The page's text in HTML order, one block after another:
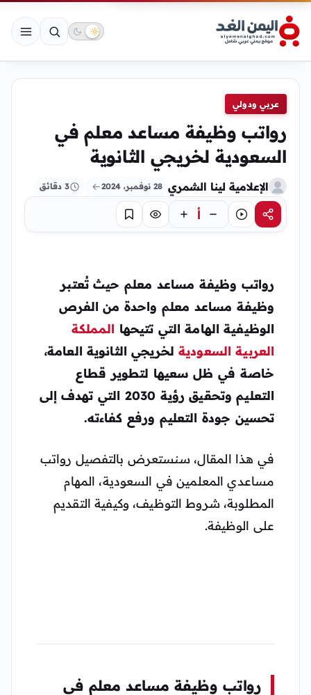
عربي ودولي
رواتب وظيفة مساعد معلم في
السعودية لخريجي الثانوية
الإعلامية لينا الشمري 28 نوفمبر، 2024 3 دقائق
مشاركةاستماع أ تركيز حفظ
رواتب وظيفة مساعد معلم حيث تُعتبر
وظيفة مساعد معلم واحدة من الفرص
الوظيفية الهامة التي تتيحها المملكة
العربية السعوديةلخريجي الثانوية العامة،
خاصة في ظل سعيها لتطوير قطاع
التعليم وتحقيق رؤية 2030 التي تهدف إلى
تحسين جودة التعليم ورفع كفاءته.
في هذا المقال، سنستعرض بالتفصيل رواتب
مساعدي المعلمين في السعودية، المهام
المطلوبة، شروط التوظيف، وكيفية التقديم
على الوظيفة.
رواتب وظيفة مساعد معلم في